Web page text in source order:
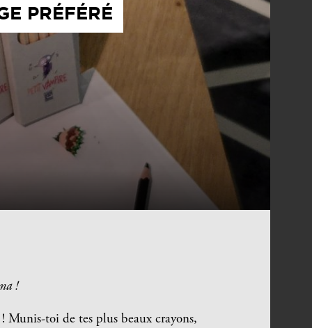
PRÉFÉRÉ
!
Munis-toi de tes plus beaux crayons,